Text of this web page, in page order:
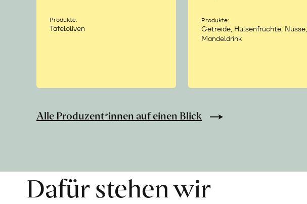
Produkte:
Tafeloliven
Produkte:
Getreide, Hülsenfrüchte, Nüsse,
Mandeldrink
Alle Produzent*innen auf einen Blick
Dafür stehen wir